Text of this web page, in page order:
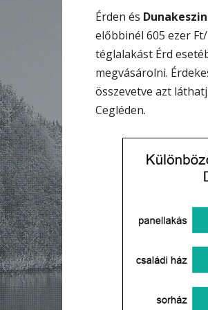
Érden és Dunakeszin
előbbinél 605 ezer
téglalakást Érd
megvásárolni.
összevetve azt
Cegléden.